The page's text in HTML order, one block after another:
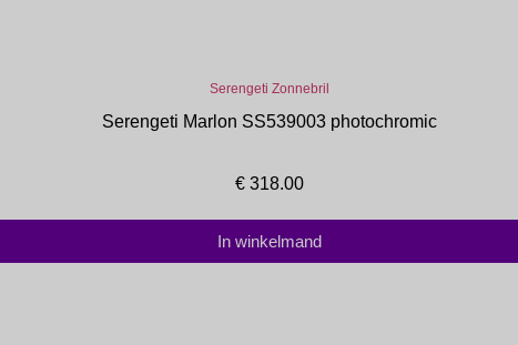
Serengeti Zonnebril
Serengeti Marlon SS539003 photochromic
€ 318.00
In winkelmand